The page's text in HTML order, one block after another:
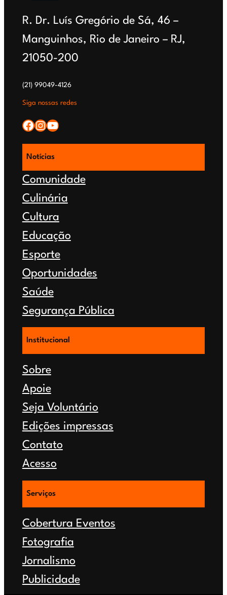
Saúde
R. Dr. Luís Gregório de Sá, 46 –
Manguinhos, Rio de Janeiro – RJ,
21050-200
(21) 99049-4126
Siga nossas redes
Facebook Instagram YouTube
Notícias
Comunidade
Culinária
Cultura
Educação
Esporte
Oportunidades
Saúde
Segurança Pública
Institucional
Sobre
Apoie
Seja Voluntário
Edições impressas
Contato
Acesso
Serviços
Cobertura Eventos
Fotografia
Jornalismo
Publicidade